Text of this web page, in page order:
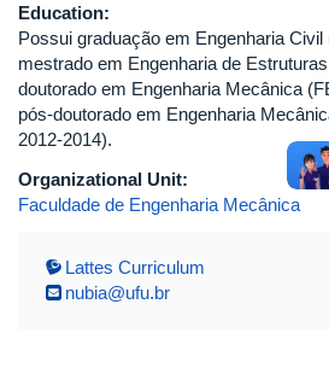
Education:
Possui graduação em Engenharia
mestrado em Engenharia de
doutorado em Engenharia Mecânica
pós-doutorado em Engenharia
2012-2014).
Organizational Unit:
Faculdade de Engenharia Mecânica
Lattes Curriculum
nubia@ufu.br